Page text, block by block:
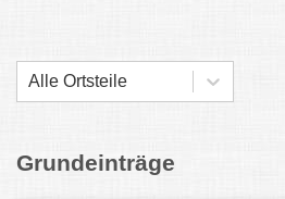
Alle Ortsteile
Grundeinträge